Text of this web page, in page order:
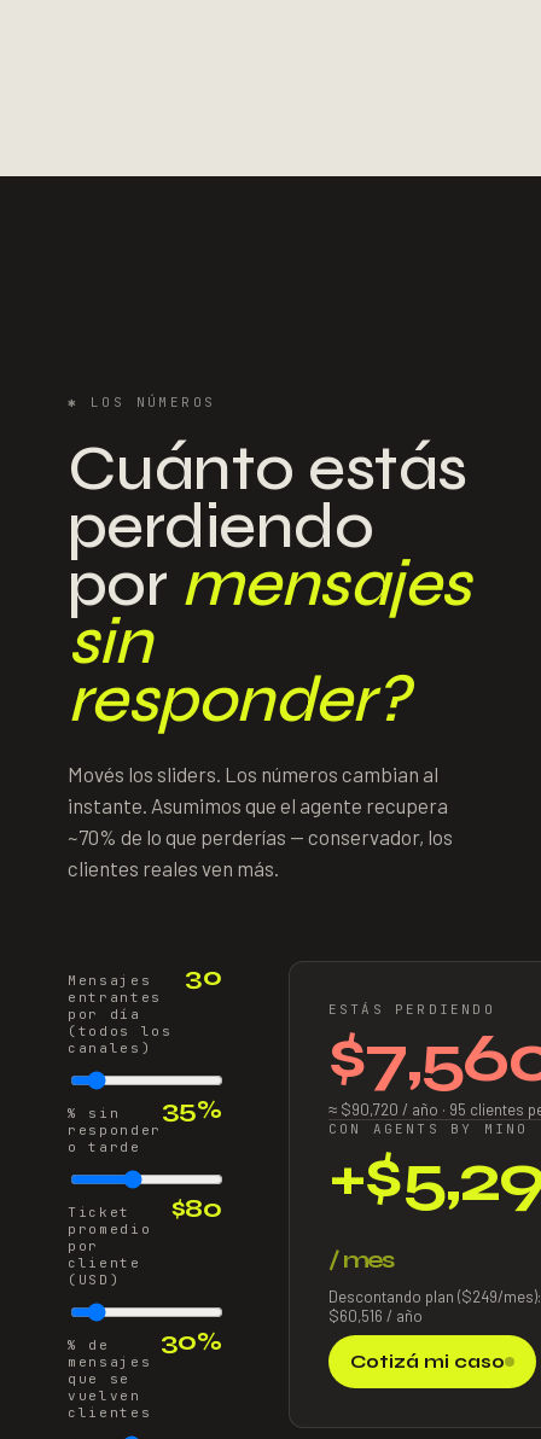
✱ LOS NÚMEROS
Cuánto estás
perdiendo
por mensajes
sin
responder?
Movés los sliders. Los números cambian al
instante. Asumimos que el agente recupera
~70% de lo que perderías — conservador, los
clientes reales ven más.
Mensajes
entrantes
por día
(todos los
canales)
30
% sin
responder
o tarde
35%
Ticket
promedio
por
cliente
(USD)
$80
% de
mensajes
que se
vuelven
clientes
30%
ESTÁS PERDIENDO
$
≈ $90,720 / año · 95 clientes
CON AGENTS BY MINO
+$
/ mes
Descontando plan ($249/
$60,516 / año
Cotizá mi caso